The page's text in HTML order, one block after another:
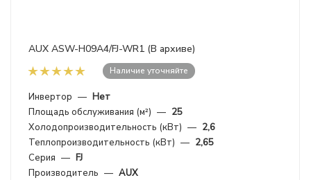
AUX ASW-H09A4/FJ-WR1 (В архиве)
Наличие уточняйте
Инвертор — Нет
Площадь обслуживания (м²) — 25
Холодопроизводительность (кВт) — 2,6
Теплопроизводительность (кВт) — 2,65
Серия — FJ
Производитель — AUX